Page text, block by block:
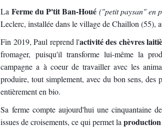
La Ferme duP'tit Ban-Houé ("petit paysan" en
Leclerc, installée dans le village de Chaillon (55),
Fin 2019, Paul reprend l'activité des chèvres
fromager, puisqu'il transforme lui-même la
campagne a à coeur de travailler avec les
produire, tout simplement, avec du bon sens,
entièrement en bio.
Sa ferme compte aujourd'hui une cinquantaine
issues de croisements, ce qui permet laproduction